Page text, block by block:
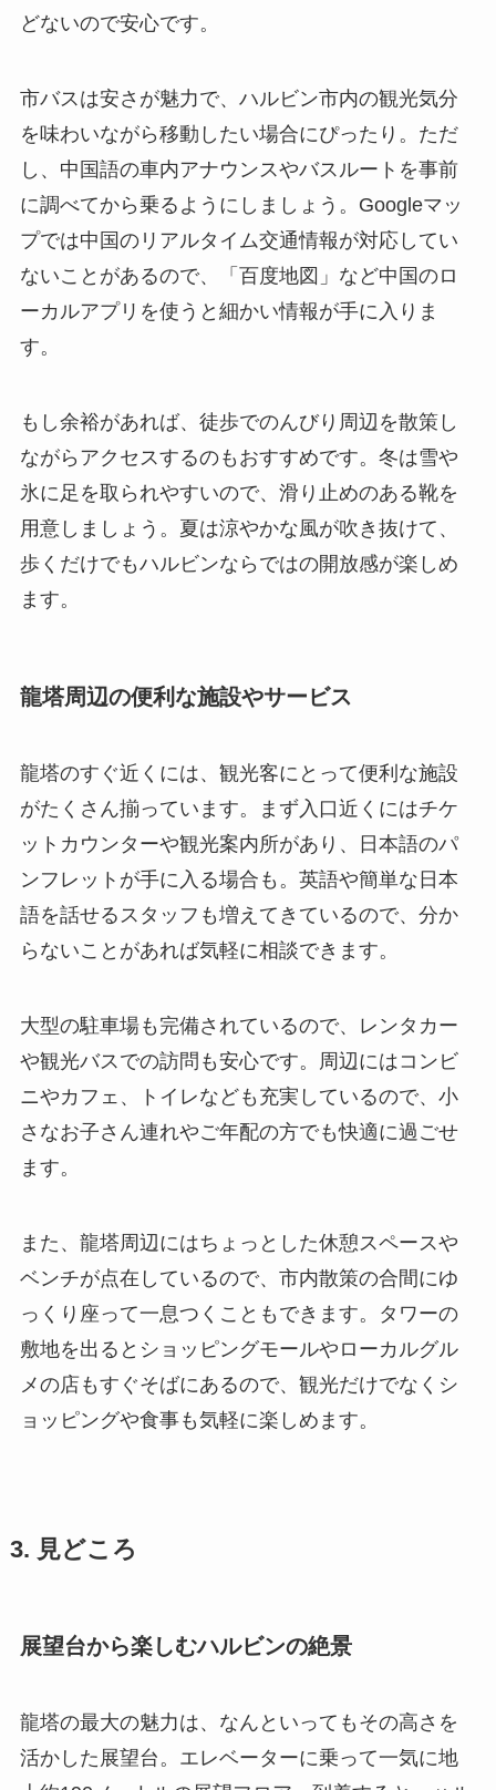
どないので安心です。
市バスは安さが魅力で、ハルビン市内の観光気分
を味わいながら移動したい場合にぴったり。ただ
し、中国語の車内アナウンスやバスルートを事前
に調べてから乗るようにしましょう。Googleマッ
プでは中国のリアルタイム交通情報が対応してい
ないことがあるので、「百度地図」など中国のロ
ーカルアプリを使うと細かい情報が手に入りま
す。
もし余裕があれば、徒歩でのんびり周辺を散策し
ながらアクセスするのもおすすめです。冬は雪や
氷に足を取られやすいので、滑り止めのある靴を
用意しましょう。夏は涼やかな風が吹き抜けて、
歩くだけでもハルビンならではの開放感が楽しめ
ます。
龍塔周辺の便利な施設やサービス
龍塔のすぐ近くには、観光客にとって便利な施設
がたくさん揃っています。まず入口近くにはチケ
ットカウンターや観光案内所があり、日本語のパ
ンフレットが手に入る場合も。英語や簡単な日本
語を話せるスタッフも増えてきているので、分か
らないことがあれば気軽に相談できます。
大型の駐車場も完備されているので、レンタカー
や観光バスでの訪問も安心です。周辺にはコンビ
ニやカフェ、トイレなども充実しているので、小
さなお子さん連れやご年配の方でも快適に過ごせ
ます。
また、龍塔周辺にはちょっとした休憩スペースや
ベンチが点在しているので、市内散策の合間にゆ
っくり座って一息つくこともできます。タワーの
敷地を出るとショッピングモールやローカルグル
メの店もすぐそばにあるので、観光だけでなくシ
ョッピングや食事も気軽に楽しめます。
3. 見どころ
展望台から楽しむハルビンの絶景
龍塔の最大の魅力は、なんといってもその高さを
活かした展望台。エレベーターに乗って一気に地